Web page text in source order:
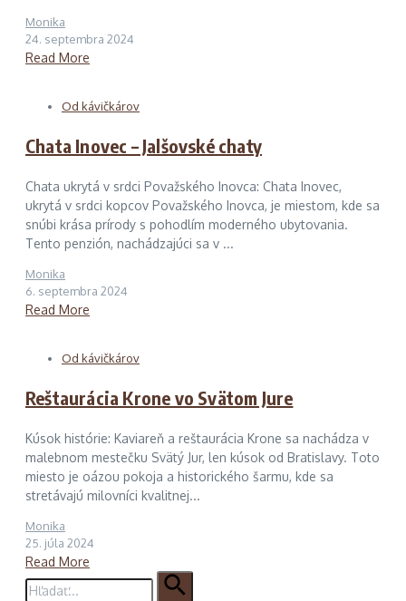
Monika
24. septembra 2024
Read More
Od kávičkárov
Chata Inovec – Jalšovské chaty
Chata ukrytá v srdci Považského Inovca: Chata Inovec,
ukrytá v srdci kopcov Považského Inovca, je miestom, kde sa
snúbi krása prírody s pohodlím moderného ubytovania.
Tento penzión, nachádzajúci sa v ...
Monika
6. septembra 2024
Read More
Od kávičkárov
Reštaurácia Krone vo Svätom Jure
Kúsok histórie: Kaviareň a reštaurácia Krone sa nachádza v
malebnom mestečku Svätý Jur, len kúsok od Bratislavy. Toto
miesto je oázou pokoja a historického šarmu, kde sa
stretávajú milovníci kvalitnej...
Monika
25. júla 2024
Read More
Hľadať: